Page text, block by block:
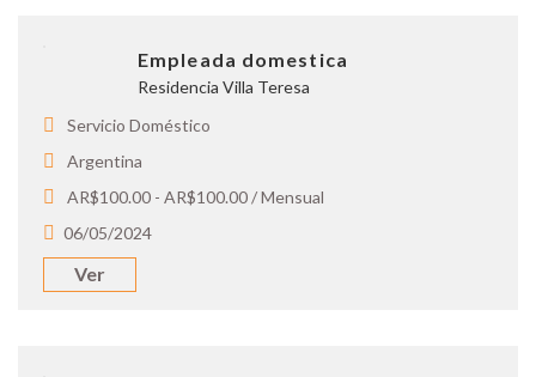
Empleada domestica
Residencia Villa Teresa
Servicio Doméstico
Argentina
AR$100.00 - AR$100.00 / Mensual
06/05/2024
Ver